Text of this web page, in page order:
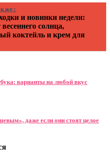
и новинки недели:
солнца,
коктейль и крем для
варианты на любой вкус
даже если они стоят целое